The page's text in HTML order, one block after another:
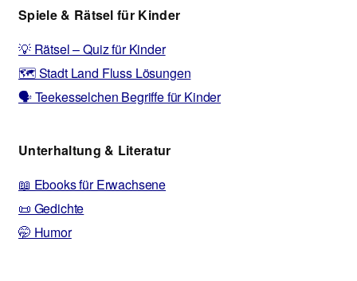
Spiele & Rätsel für Kinder
💡 Rätsel – Quiz für Kinder
🗺️ Stadt Land Fluss Lösungen
🗣️ Teekesselchen Begriffe für Kinder
Unterhaltung & Literatur
📖 Ebooks für Erwachsene
📜 Gedichte
🤭 Humor